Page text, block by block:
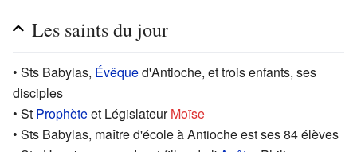
Les saints du jour
• Sts Babylas, Évêqued'Antioche, et trois enfants, ses
disciples
• St Prophèteet LégislateurMoïse
• Sts Babylas, maître d'école à Antioche est ses 84 élèves